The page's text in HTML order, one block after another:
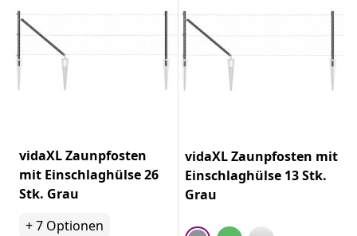
vidaXL Zaunpfosten
mit Einschlaghülse 26
Stk. Grau
+7 Optionen
vidaXL Zaunpfosten mit
Einschlaghülse 13 Stk.
Grau